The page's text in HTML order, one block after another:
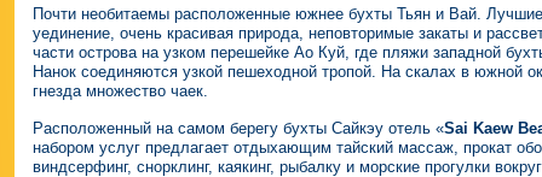
Почти необитаемы расположенные южнее бухты Тьян и Вай.
уединение, очень красивая природа, неповторимые закаты и
части острова на узком перешейке Ао Куй, где пляжи западной
Нанок соединяются узкой пешеходной тропой. На скалах в южной
гнезда множество чаек.
Расположенный на самом берегу бухты Сайкэу отель «Sai Kaew
набором услуг предлагает отдыхающим тайский массаж, прокат
виндсерфинг, снорклинг, каякинг, рыбалку и морские прогулки